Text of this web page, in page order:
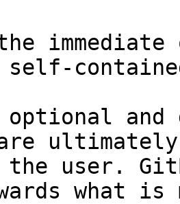
and
the user.
what